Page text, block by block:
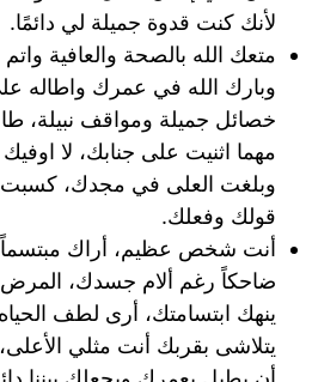
لأنك كنت قدوة جميلة لي دائمًا.
متعك الله بالصحة والعافية
وبارك الله في عمرك واطاله
خصائل جميلة ومواقف نبيلة،
مهما اثنيت على جنابك، لا
وبلغت العلى في مجدك،
قولك وفعلك.
أنت شخص عظيم، أراك
ضاحكاً رغم ألام جسدك، المرض
ينهك ابتسامتك، أرى لطف
يتلاشى بقربك أنت مثلي